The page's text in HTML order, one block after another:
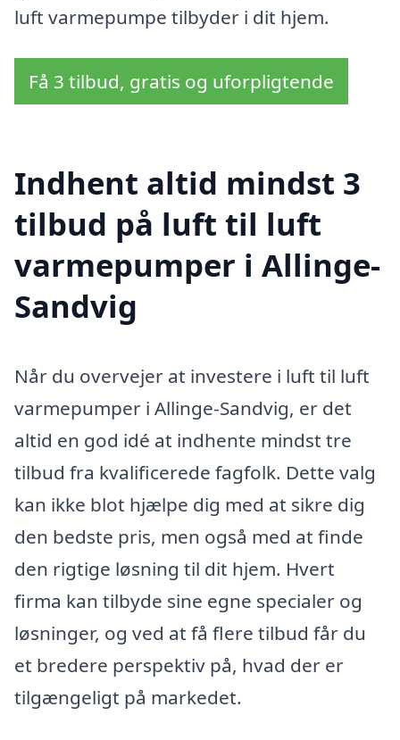
luft varmepumpe tilbyder i dit hjem.
Få 3 tilbud, gratis og uforpligtende
Indhent altid mindst 3
tilbud på luft til luft
varmepumper i Allinge-
Sandvig
Når du overvejer at investere i luft til luft
varmepumper i Allinge-Sandvig, er det
altid en god idé at indhente mindst tre
tilbud fra kvalificerede fagfolk. Dette valg
kan ikke blot hjælpe dig med at sikre dig
den bedste pris, men også med at finde
den rigtige løsning til dit hjem. Hvert
firma kan tilbyde sine egne specialer og
løsninger, og ved at få flere tilbud får du
et bredere perspektiv på, hvad der er
tilgængeligt på markedet.